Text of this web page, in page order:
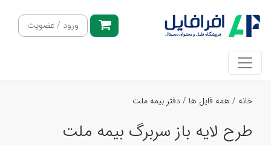
ورود / عضویت
خانه / همه فایل ها / دفتر بیمه ملت
طرح لایه باز سربرگ بیمه ملت